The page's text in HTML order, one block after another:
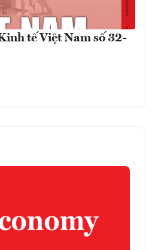
tế Việt Nam số 32-